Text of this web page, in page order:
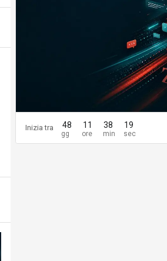
Inizia tra 48 11 38 18